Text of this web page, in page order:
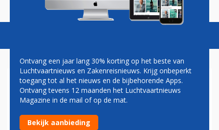
Vacatures
AIRHELP KOMT MET NIEUWE
TOOL OM GELD TE CLAIMEN
BIJ VLUCHTVERTRAGING
Ontvang een jaar lang 30% korting op het beste van
Luchtvaartnieuws en Zakenreisnieuws. Krijg onbeperkt
toegang tot al het nieuws en de bijbehorende Apps.
Ontvang tevens 12 maanden het Luchtvaartnieuws
Magazine in de mail of op de mat.
Bekijk aanbieding